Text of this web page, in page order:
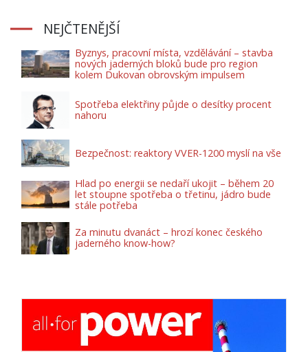
NEJČTENĚJŠÍ
Byznys, pracovní místa, vzdělávání – stavba
nových jaderných bloků bude pro region
kolem Dukovan obrovským impulsem
Spotřeba elektřiny půjde o desítky procent
nahoru
Bezpečnost: reaktory VVER-1200 myslí na vše
Hlad po energii se nedaří ukojit – během 20
let stoupne spotřeba o třetinu, jádro bude
stále potřeba
Za minutu dvanáct – hrozí konec českého
jaderného know-how?